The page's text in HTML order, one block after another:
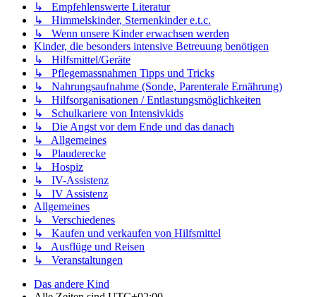
↳ Empfehlenswerte Literatur
↳ Himmelskinder, Sternenkinder e.t.c.
↳ Wenn unsere Kinder erwachsen werden
Kinder, die besonders intensive Betreuung benötigen
↳ Hilfsmittel/Geräte
↳ Pflegemassnahmen Tipps und Tricks
↳ Nahrungsaufnahme (Sonde, Parenterale Ernährung)
↳ Hilfsorganisationen / Entlastungsmöglichkeiten
↳ Schulkariere von Intensivkids
↳ Die Angst vor dem Ende und das danach
↳ Allgemeines
↳ Plauderecke
↳ Hospiz
↳ IV-Assistenz
↳ IV Assistenz
Allgemeines
↳ Verschiedenes
↳ Kaufen und verkaufen von Hilfsmittel
↳ Ausflüge und Reisen
↳ Veranstaltungen
Das andere Kind